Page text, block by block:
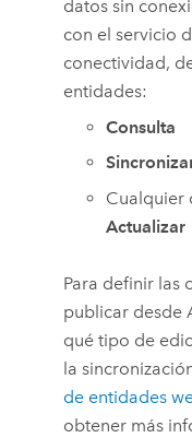
datos sin
con el servicio
conectividad,
entidades:
Consulta
Cualquier
Actualizar
Para definir las
publicar desde
qué tipo de
la
de entidades
obtener más